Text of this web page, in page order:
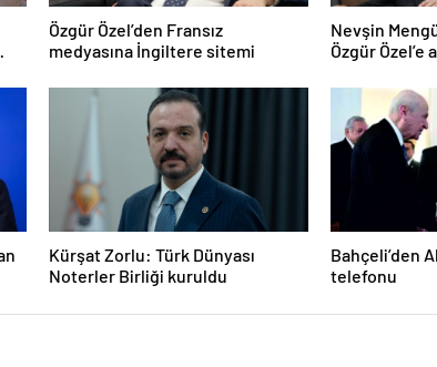
Özgür Özel’den Fransız
medyasına İngiltere sitemi
Nevşin
Özgür
Kürşat Zorlu: Türk Dünyası
Noterler Birliği kuruldu
Bahçeli’den
telefonu